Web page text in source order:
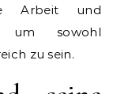
Arbeit und
um sowohl
zu sein.